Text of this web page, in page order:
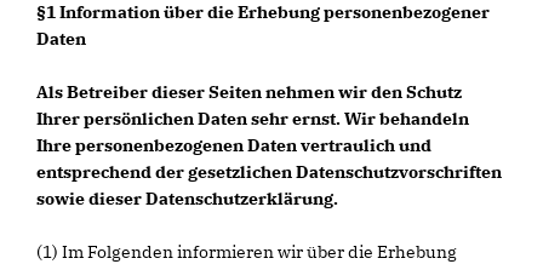
§1 Information über die Erhebung personenbezogener
Daten
Als Betreiber dieser Seiten nehmen wir den Schutz
Ihrer persönlichen Daten sehr ernst. Wir behandeln
Ihre personenbezogenen Daten vertraulich und
entsprechend der gesetzlichen Datenschutzvorschriften
sowie dieser Datenschutzerklärung.
(1) Im Folgenden informieren wir über die Erhebung